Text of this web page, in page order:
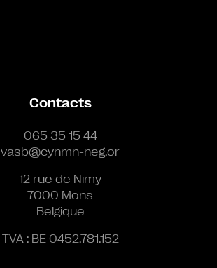
Contacts
065 35 15 44
vasb@cynmn-neg.or
12 rue de Nimy
7000 Mons
Belgique
TVA : BE 0452.781.152